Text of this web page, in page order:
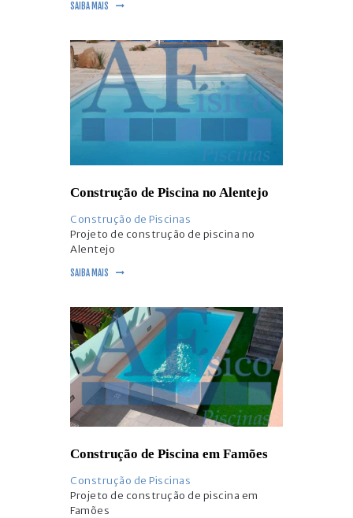
SAIBA MAIS
Construção de Piscina no Alentejo
Construção de Piscinas
Projeto de construção de piscina no
Alentejo
SAIBA MAIS
Construção de Piscina em Famões
Construção de Piscinas
Projeto de construção de piscina em
Famões